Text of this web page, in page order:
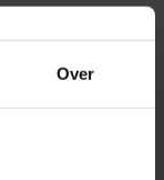
Over
(vraag dit na
Doe ook